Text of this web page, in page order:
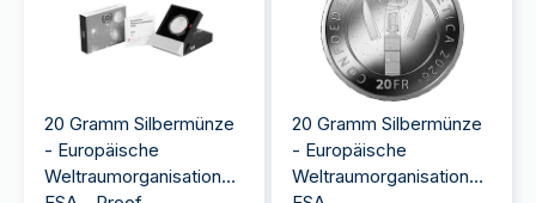
20 Gramm Silbermünze
- Europäische
Weltraumorganisation
20 Gramm Silbermünze
- Europäische
Weltraumorganisation